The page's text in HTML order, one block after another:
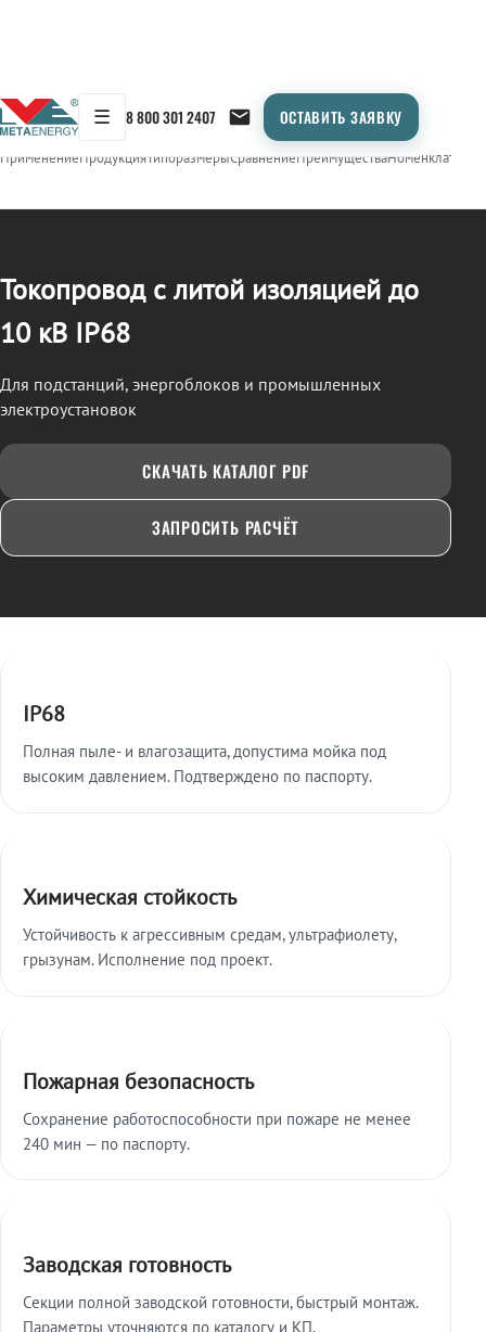
☰ 8 800 301 2407 ОСТАВИТЬ ЗАЯВКУ
← Продукция/ТОКОПРОВОД
ПрименениеПродукцияТипоразмерыСравнениеПреимуществаНоменклатура
Токопровод с литой изоляцией до
10 кВ IP68
Для подстанций, энергоблоков и промышленных
электроустановок
СКАЧАТЬ КАТАЛОГ PDF
ЗАПРОСИТЬ РАСЧЁТ
IP68
Полная пыле- и влагозащита, допустима мойка под
высоким давлением. Подтверждено по паспорту.
Химическая стойкость
Устойчивость к агрессивным средам, ультрафиолету,
грызунам. Исполнение под проект.
Пожарная безопасность
Сохранение работоспособности при пожаре не менее
240 мин — по паспорту.
Заводская готовность
Секции полной заводской готовности, быстрый монтаж.
Параметры уточняются по каталогу и КП.